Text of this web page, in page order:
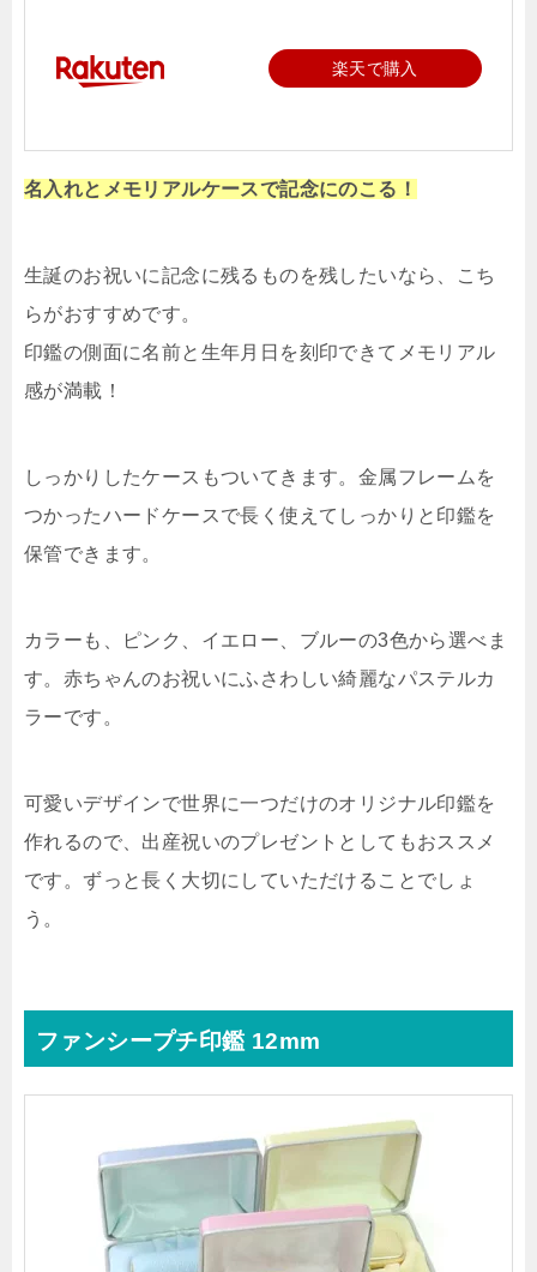
楽天で購入
名入れとメモリアルケースで記念にのこる！
生誕のお祝いに記念に残るものを残したいなら、こち
らがおすすめです。
印鑑の側面に名前と生年月日を刻印できてメモリアル
感が満載！
しっかりしたケースもついてきます。金属フレームを
つかったハードケースで長く使えてしっかりと印鑑を
保管できます。
カラーも、ピンク、イエロー、ブルーの3色から選べま
す。赤ちゃんのお祝いにふさわしい綺麗なパステルカ
ラーです。
可愛いデザインで世界に一つだけのオリジナル印鑑を
作れるので、出産祝いのプレゼントとしてもおススメ
です。ずっと長く大切にしていただけることでしょ
う。
ファンシープチ印鑑 12mm